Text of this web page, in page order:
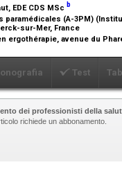
EDE CDS MSc b
(A-3PM)
sur-Mer, France
avenue du
Test
dei professionisti della
richiede un abbonamento.